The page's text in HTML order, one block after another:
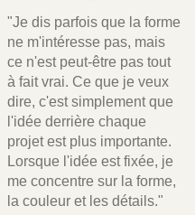
"Je dis parfois que la forme
ne m'intéresse pas, mais
ce n'est peut-être pas tout
à fait vrai. Ce que je veux
dire, c'est simplement que
l'idée derrière chaque
projet est plus importante.
Lorsque l'idée est fixée, je
me concentre sur la forme,
la couleur et les détails."